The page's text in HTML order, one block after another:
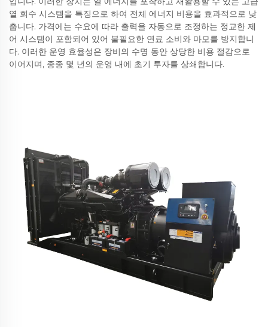
열 회수 시스템을 특징으로 하여 전체 에너지 비용을 효과적으로 낮
춥니다. 가격에는 수요에 따라 출력을 자동으로 조정하는 정교한 제
어 시스템이 포함되어 있어 불필요한 연료 소비와 마모를 방지합니
다. 이러한 운영 효율성은 장비의 수명 동안 상당한 비용 절감으로
이어지며, 종종 몇 년의 운영 내에 초기 투자를 상쇄합니다.